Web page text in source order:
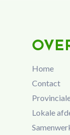
Home
Contact
Lokale